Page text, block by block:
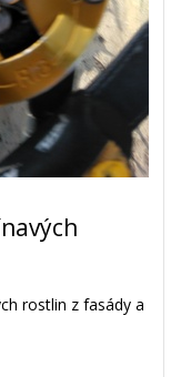
rostlin z fasády a